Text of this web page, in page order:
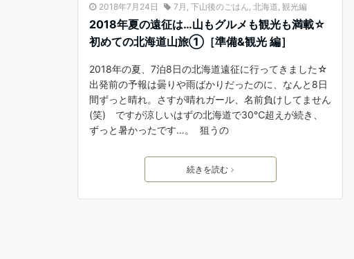
2018年7月24日 7月 下山後のごはん 北海道 観光編
2018年夏の遠征は…山もグルメも観光も満載☆
初めての北海道山旅①［準備&観光 編］
2018年の夏、7泊8日の北海道遠征に行ってきました☆
出発前の予報は曇りや雨ばかりだったのに、なんと8日
間ずっと晴れ。さすが晴れガール、名前負けしてません
(笑) ですが涼しいはずの北海道で30℃超えが続き、
ずっと暑かったです…。 狙うの
続きを読む